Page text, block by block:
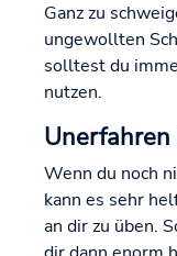
Ganz zu
ungewollten
solltest du
nutzen.
Wenn du noch
kann es sehr
an dir zu üben.